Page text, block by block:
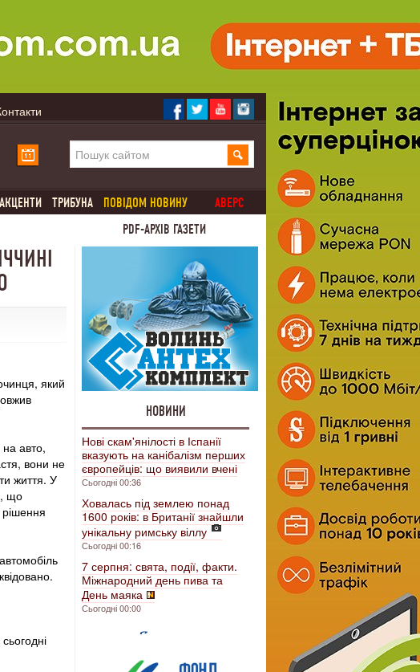
АКЦЕНТИ ТРИБУНА ПОВІДОМ НОВИНУ
АВЕРС
PDF-АРХІВ ГАЗЕТИ
який
на авто,
вони не
життя. У
що
НОВИНИ
Нові скам'янілості в Іспанії
вказують на канібалізм перших
європейців: що виявили вчені
Сьогодні 00:36
Ховалась під землею понад
1600 років: в Британії знайшли
унікальну римську віллу
Сьогодні 00:16
7 серпня: свята, події, факти.
Міжнародний день пива та
День маяка
Сьогодні 00:00